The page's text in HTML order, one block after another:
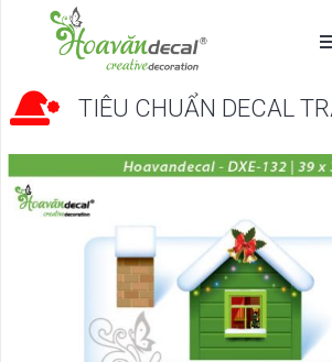
TIÊU CHUẨN DECAL